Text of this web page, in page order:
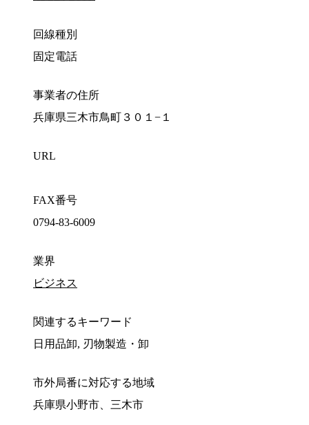
回線種別
固定電話
事業者の住所
兵庫県三木市鳥町３０１−１
URL
FAX番号
0794-83-6009
業界
ビジネス
関連するキーワード
日用品卸, 刃物製造・卸
市外局番に対応する地域
兵庫県小野市、三木市